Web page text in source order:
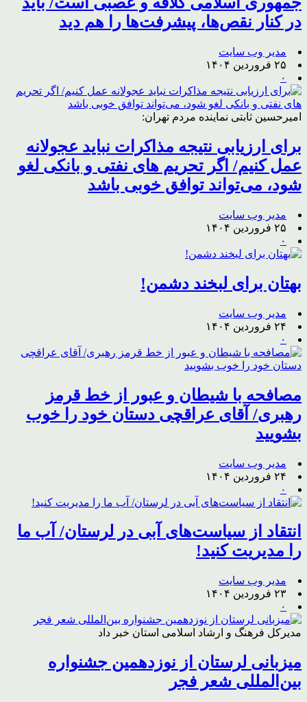
در کنار نقص‌ها، پیشرفت‌ها را هم دید
مدیر وب سایت
۲۵ فروردین ۱۴۰۴
۰
امیرحسین ثابتی نماینده مردم تهران:
برای ارزیابی نتیجه مذاکرات نباید عجولانه
عمل کنیم/ اگر تحریم های نفتی و بانکی لغو
شود، می‌تواند توافق خوبی باشد
مدیر وب سایت
۲۵ فروردین ۱۴۰۴
۰
بهتان برای لبخند دشمن!
مدیر وب سایت
۲۴ فروردین ۱۴۰۴
۰
مصافحه با شیطان و عبور از خط قرمز
رهبری/ آقای عراقچی دستان خود را خوب
بشویید
مدیر وب سایت
۲۴ فروردین ۱۴۰۴
۰
انتقاد از سیاست‌های آبی در لرستان/ آب ما
را مدیریت کنید!
مدیر وب سایت
۲۳ فروردین ۱۴۰۴
۰
مدیرکل فرهنگ و ارشاد اسلامی استان خبر داد
میزبانی لرستان از نوزدهمین جشنواره
بین‌المللی شعر فجر